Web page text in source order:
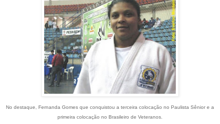
No destaque, Fernanda Gomes que conquistou a terceira colocação no Paulista Sênior e a
primeira colocação no Brasileiro de Veteranos.